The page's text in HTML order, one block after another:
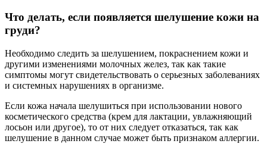
Что делать, если появляется шелушение кожи на
груди?
Необходимо следить за шелушением, покраснением кожи и
другими изменениями молочных желез, так как такие
симптомы могут свидетельствовать о серьезных заболеваниях
и системных нарушениях в организме.
Если кожа начала шелушиться при использовании нового
косметического средства (крем для лактации, увлажняющий
лосьон или другое), то от них следует отказаться, так как
шелушение в данном случае может быть признаком аллергии.